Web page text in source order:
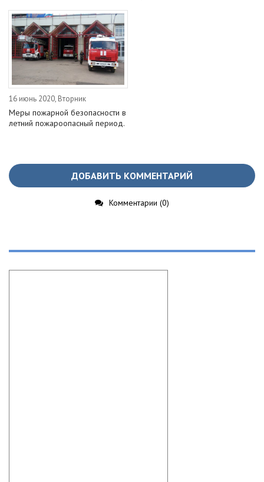
16 июнь 2020, Вторник
Меры пожарной безопасности в
летний пожароопасный период.
ДОБАВИТЬ КОММЕНТАРИЙ
Комментарии (0)